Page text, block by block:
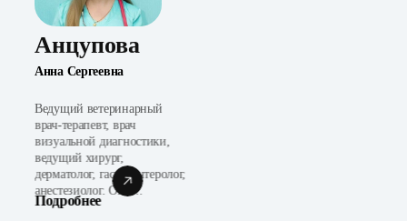
Анцупова
Анна Сергеевна
Ведущий ветеринарный
врач-терапевт, врач
визуальной диагностики,
ведущий хирург,
дерматолог, гастроэнтеролог,
анестезиолог. Опы...
Подробнее